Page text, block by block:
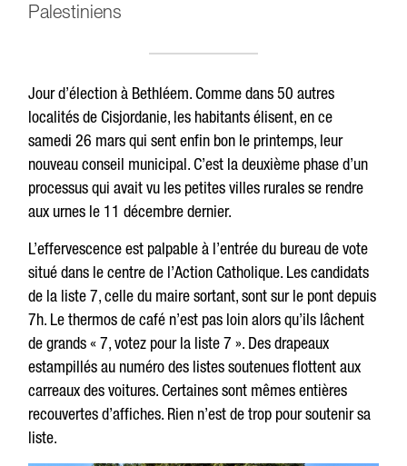
Palestiniens
Jour d’élection à Bethléem. Comme dans 50 autres
localités de Cisjordanie, les habitants élisent, en ce
samedi 26 mars qui sent enfin bon le printemps, leur
nouveau conseil municipal. C’est la deuxième phase d’un
processus qui avait vu les petites villes rurales se rendre
aux urnes le 11 décembre dernier.
L’effervescence est palpable à l’entrée du bureau de vote
situé dans le centre de l’Action Catholique. Les candidats
de la liste 7, celle du maire sortant, sont sur le pont depuis
7h. Le thermos de café n’est pas loin alors qu’ils lâchent
de grands « 7, votez pour la liste 7 ». Des drapeaux
estampillés au numéro des listes soutenues flottent aux
carreaux des voitures. Certaines sont mêmes entières
recouvertes d’affiches. Rien n’est de trop pour soutenir sa
liste.